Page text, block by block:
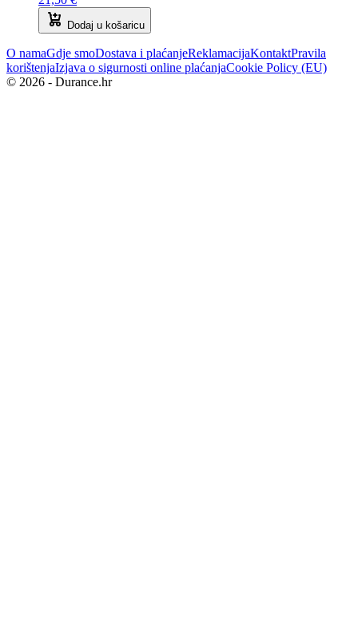
Dodaj u košaricu
O namaGdje smoDostava i plaćanjeReklamacijaKontaktPravila
korištenjaIzjava o sigurnosti online plaćanjaCookie Policy (EU)
© 2026 - Durance.hr